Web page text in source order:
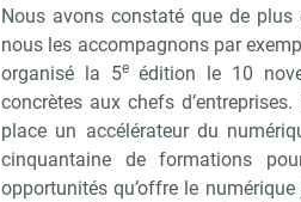
Nous avons constaté que de
nous les accompagnons par
organisé la 5eédition le 10
concrètes aux chefs
place un accélérateur du
cinquantaine de formations
opportunités qu’offre le